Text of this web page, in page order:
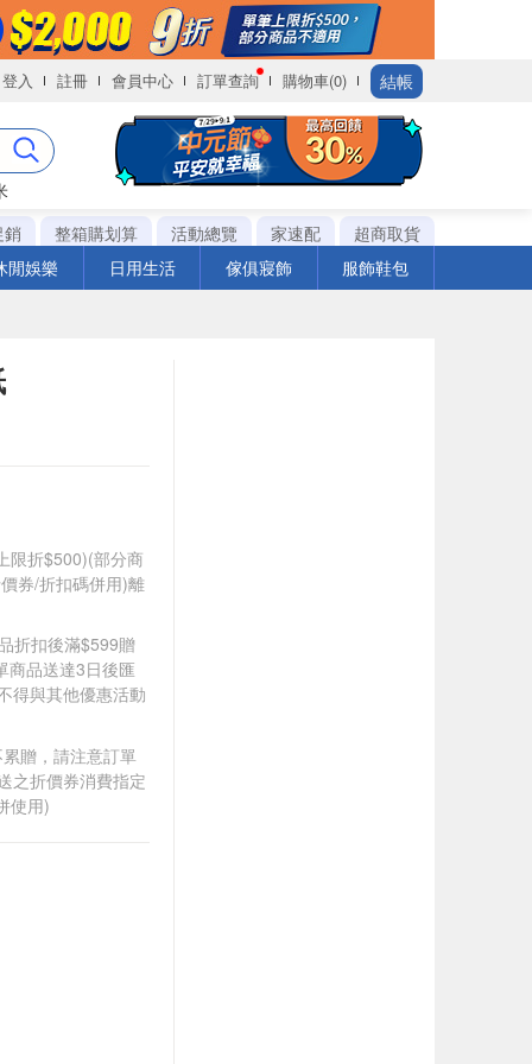
登入 註冊 會員中心 訂單查詢 購物車(0) 結帳
銷
整箱購划算 活動總覽 家速配
超商取貨
閒娛樂
日用生活 傢俱寢飾 服飾鞋包
限折$500)(部分商
券/折扣碼併用)離
折扣後滿$599贈
商品送達3日後匯
得與其他優惠活動
贈，請注意訂單
之折價券消費指定
使用)